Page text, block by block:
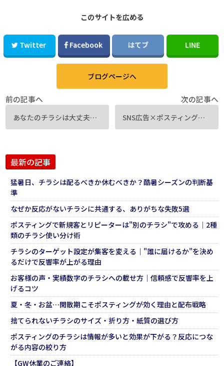
このサイトを広める
Twitter Facebook はてブ LINE
ブログページへ
前の記事へ
あなたのチラシは大丈夫？チラシ制作で気を付けたい著作権
次の記事へ
SNS広告×ポスティングで効果倍増！それぞれの特徴と使い方とは
最新の記事
猛暑日、チラシは配るべきか休むべきか？酷暑シーズンの判断基
準
なぜか反応がないチラシに共通する、ありがちな失敗5選
ポスティングで新規客とリピーターは"別のチラシ"で攻める｜2種
類のチラシ使い分け術
チラシのターゲット設定が集客を変える｜"誰に届けるか"を決め
るだけで反響率が上がる理由
お客様の声・実績数字のチラシへの載せ方｜信頼感で反響率を上
げるコツ
夏・冬・お盆…閑散期こそポスティングが効く理由と配布戦略
捨てられないチラシのサイズ・折り方・紙質の選び方
ポスティングのチラシは情報が多いと効果が下がる？反応につな
がる内容の絞り方
【GW休業のご連絡】